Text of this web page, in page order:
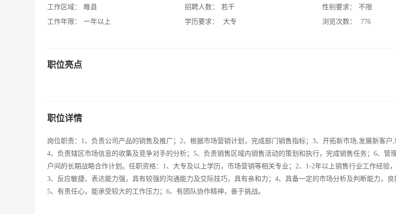
工作区域：
睢县
工作年限：
一年以上
招聘人数：
若干
学历要求：
大专
性别要求：
不限
浏览次数：
776
职位亮点
职位详情
岗位职责：1、负责公司产品的销售及推广；2、根据市场营销计划，完成部门销售指标；3、开拓新市场,发展新客户,
4、负责辖区市场信息的收集及竞争对手的分析；5、负责销售区域内销售活动的策划和执行，完成销售任务；6、管
户间的长期战略合作计划。任职资格：1、大专及以上学历，市场营销等相关专业；2、1-2年以上销售行业工作经验，
3、反应敏捷、表达能力强，具有较强的沟通能力及交际技巧，具有亲和力；4、具备一定的市场分析及判断能力，良
5、有责任心，能承受较大的工作压力；6、有团队协作精神，善于挑战。